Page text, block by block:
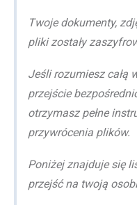
Twoje dokumenty,
pliki zostały
Jeśli rozumiesz całą
przejście
otrzymasz pełne
przywrócenia plików.
Poniżej znajduje się
przejść na twoją